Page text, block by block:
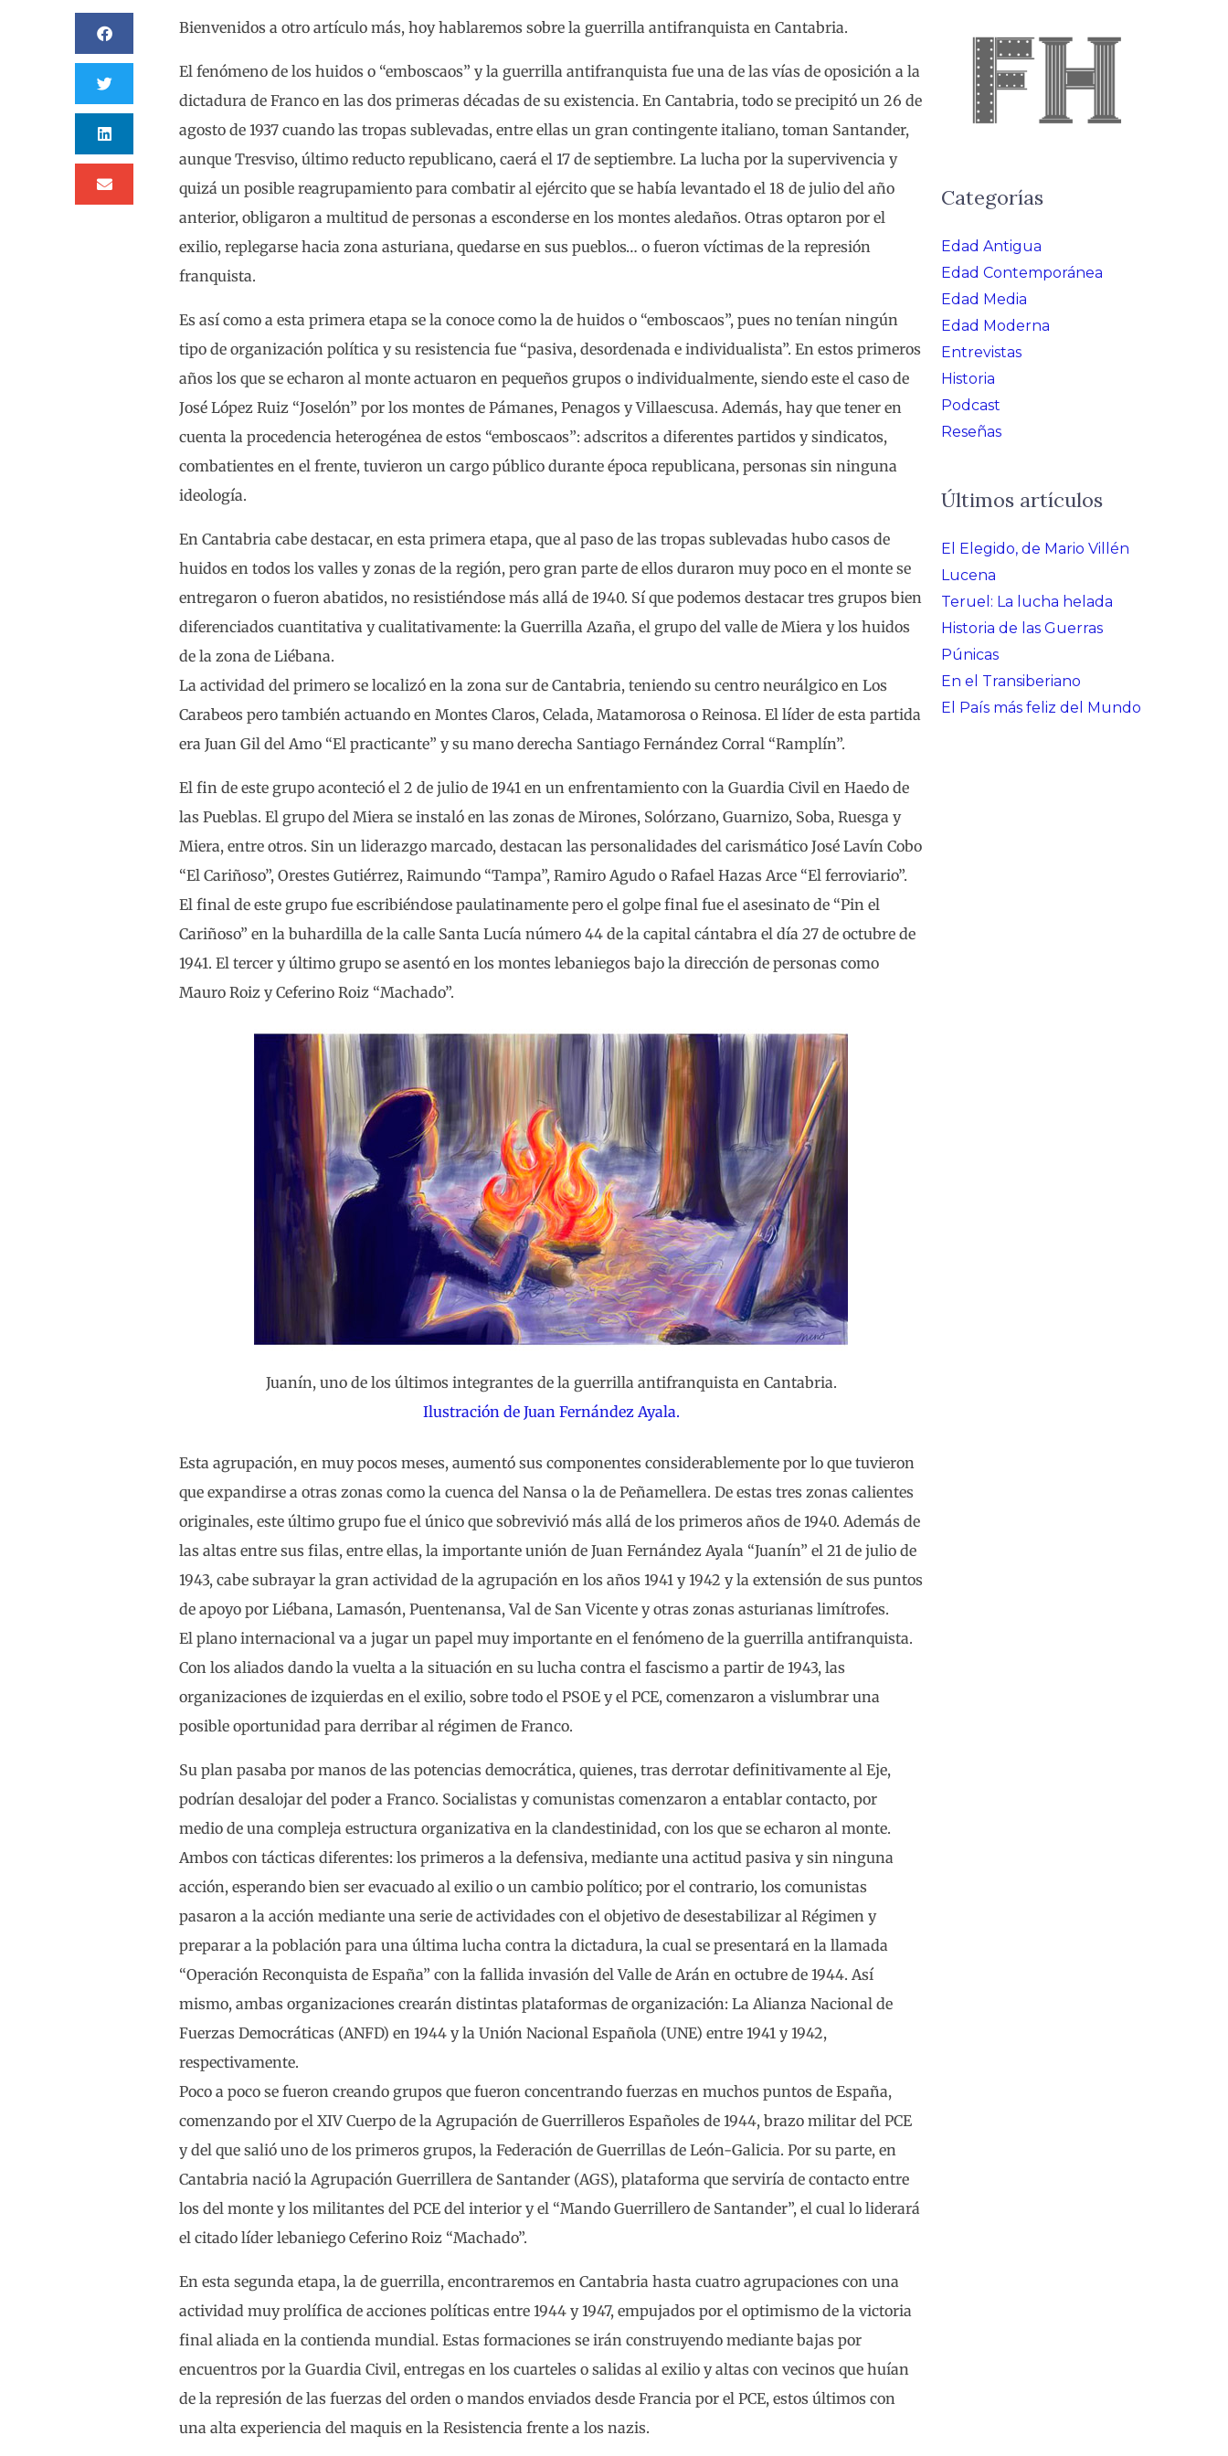
Bienvenidos a otro artículo más, hoy hablaremos sobre la guerrilla antifranquista en Cantabria.
El fenómeno de los huidos o “emboscaos” y la guerrilla antifranquista fue una de las vías de oposición a la
dictadura de Franco en las dos primeras décadas de su existencia. En Cantabria, todo se precipitó un 26 de
agosto de 1937 cuando las tropas sublevadas, entre ellas un gran contingente italiano, toman Santander,
aunque Tresviso, último reducto republicano, caerá el 17 de septiembre. La lucha por la supervivencia y
quizá un posible reagrupamiento para combatir al ejército que se había levantado el 18 de julio del año
anterior, obligaron a multitud de personas a esconderse en los montes aledaños. Otras optaron por el
exilio, replegarse hacia zona asturiana, quedarse en sus pueblos… o fueron víctimas de la represión
franquista.
Es así como a esta primera etapa se la conoce como la de huidos o “emboscaos”, pues no tenían ningún
tipo de organización política y su resistencia fue “pasiva, desordenada e individualista”. En estos primeros
años los que se echaron al monte actuaron en pequeños grupos o individualmente, siendo este el caso de
José López Ruiz “Joselón” por los montes de Pámanes, Penagos y Villaescusa. Además, hay que tener en
cuenta la procedencia heterogénea de estos “emboscaos”: adscritos a diferentes partidos y sindicatos,
combatientes en el frente, tuvieron un cargo público durante época republicana, personas sin ninguna
ideología.
En Cantabria cabe destacar, en esta primera etapa, que al paso de las tropas sublevadas hubo casos de
huidos en todos los valles y zonas de la región, pero gran parte de ellos duraron muy poco en el monte se
entregaron o fueron abatidos, no resistiéndose más allá de 1940. Sí que podemos destacar tres grupos bien
diferenciados cuantitativa y cualitativamente: la Guerrilla Azaña, el grupo del valle de Miera y los huidos
de la zona de Liébana.
La actividad del primero se localizó en la zona sur de Cantabria, teniendo su centro neurálgico en Los
Carabeos pero también actuando en Montes Claros, Celada, Matamorosa o Reinosa. El líder de esta partida
era Juan Gil del Amo “El practicante” y su mano derecha Santiago Fernández Corral “Ramplín”.
El fin de este grupo aconteció el 2 de julio de 1941 en un enfrentamiento con la Guardia Civil en Haedo de
las Pueblas. El grupo del Miera se instaló en las zonas de Mirones, Solórzano, Guarnizo, Soba, Ruesga y
Miera, entre otros. Sin un liderazgo marcado, destacan las personalidades del carismático José Lavín Cobo
“El Cariñoso”, Orestes Gutiérrez, Raimundo “Tampa”, Ramiro Agudo o Rafael Hazas Arce “El ferroviario”.
El final de este grupo fue escribiéndose paulatinamente pero el golpe final fue el asesinato de “Pin el
Cariñoso” en la buhardilla de la calle Santa Lucía número 44 de la capital cántabra el día 27 de octubre de
1941. El tercer y último grupo se asentó en los montes lebaniegos bajo la dirección de personas como
Mauro Roiz y Ceferino Roiz “Machado”.
Juanín, uno de los últimos integrantes de la guerrilla antifranquista en Cantabria.
Ilustración de Juan Fernández Ayala.
Esta agrupación, en muy pocos meses, aumentó sus componentes considerablemente por lo que tuvieron
que expandirse a otras zonas como la cuenca del Nansa o la de Peñamellera. De estas tres zonas calientes
originales, este último grupo fue el único que sobrevivió más allá de los primeros años de 1940. Además de
las altas entre sus filas, entre ellas, la importante unión de Juan Fernández Ayala “Juanín” el 21 de julio de
1943, cabe subrayar la gran actividad de la agrupación en los años 1941 y 1942 y la extensión de sus puntos
de apoyo por Liébana, Lamasón, Puentenansa, Val de San Vicente y otras zonas asturianas limítrofes.
El plano internacional va a jugar un papel muy importante en el fenómeno de la guerrilla antifranquista.
Con los aliados dando la vuelta a la situación en su lucha contra el fascismo a partir de 1943, las
organizaciones de izquierdas en el exilio, sobre todo el PSOE y el PCE, comenzaron a vislumbrar una
posible oportunidad para derribar al régimen de Franco.
Su plan pasaba por manos de las potencias democrática, quienes, tras derrotar definitivamente al Eje,
podrían desalojar del poder a Franco. Socialistas y comunistas comenzaron a entablar contacto, por
medio de una compleja estructura organizativa en la clandestinidad, con los que se echaron al monte.
Ambos con tácticas diferentes: los primeros a la defensiva, mediante una actitud pasiva y sin ninguna
acción, esperando bien ser evacuado al exilio o un cambio político; por el contrario, los comunistas
pasaron a la acción mediante una serie de actividades con el objetivo de desestabilizar al Régimen y
preparar a la población para una última lucha contra la dictadura, la cual se presentará en la llamada
“Operación Reconquista de España” con la fallida invasión del Valle de Arán en octubre de 1944. Así
mismo, ambas organizaciones crearán distintas plataformas de organización: La Alianza Nacional de
Fuerzas Democráticas (ANFD) en 1944 y la Unión Nacional Española (UNE) entre 1941 y 1942,
respectivamente.
Poco a poco se fueron creando grupos que fueron concentrando fuerzas en muchos puntos de España,
comenzando por el XIV Cuerpo de la Agrupación de Guerrilleros Españoles de 1944, brazo militar del PCE
y del que salió uno de los primeros grupos, la Federación de Guerrillas de León-Galicia. Por su parte, en
Cantabria nació la Agrupación Guerrillera de Santander (AGS), plataforma que serviría de contacto entre
los del monte y los militantes del PCE del interior y el “Mando Guerrillero de Santander”, el cual lo liderará
el citado líder lebaniego Ceferino Roiz “Machado”.
En esta segunda etapa, la de guerrilla, encontraremos en Cantabria hasta cuatro agrupaciones con una
actividad muy prolífica de acciones políticas entre 1944 y 1947, empujados por el optimismo de la victoria
final aliada en la contienda mundial. Estas formaciones se irán construyendo mediante bajas por
encuentros por la Guardia Civil, entregas en los cuarteles o salidas al exilio y altas con vecinos que huían
de la represión de las fuerzas del orden o mandos enviados desde Francia por el PCE, estos últimos con
una alta experiencia del maquis en la Resistencia frente a los nazis.
Categorías
Edad Antigua
Edad Contemporánea
Edad Media
Edad Moderna
Entrevistas
Historia
Podcast
Reseñas
Últimos artículos
El Elegido, de Mario Villén
Lucena
Teruel: La lucha helada
Historia de las Guerras
Púnicas
En el Transiberiano
El País más feliz del Mundo